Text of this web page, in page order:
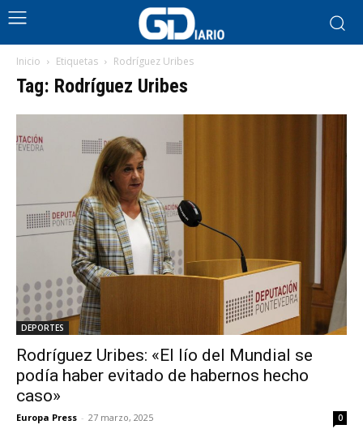
Inicio Etiquetas Rodríguez Uribes
Tag: Rodríguez Uribes
DEPORTES
Rodríguez Uribes: «El lío del Mundial se
podía haber evitado de habernos hecho
caso»
Europa Press - 27 marzo, 2025 0